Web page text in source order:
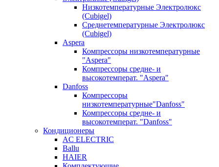
Низкотемпературные Электролюкс
(Cubigel)
Среднетемпературные Электролюкс
(Cubigel)
Aspera
Компрессоры низкотемпературные
"Aspera"
Компрессоры средне- и
высокотемперат. "Aspera"
Danfoss
Компрессоры
низкотемпературные"Danfoss"
Компрессоры средне- и
высокотемперат. "Danfoss"
Кондиционеры
AC ELECTRIC
Ballu
HAIER